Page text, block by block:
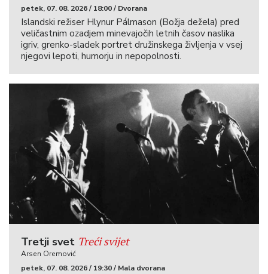
petek, 07. 08. 2026 / 18:00 / Dvorana
Islandski režiser Hlynur Pálmason (Božja dežela) pred
veličastnim ozadjem minevajočih letnih časov naslika
igriv, grenko-sladek portret družinskega življenja v vsej
njegovi lepoti, humorju in nepopolnosti.
Tretji svet Treći svijet
Arsen Oremović
petek, 07. 08. 2026 / 19:30 / Mala dvorana